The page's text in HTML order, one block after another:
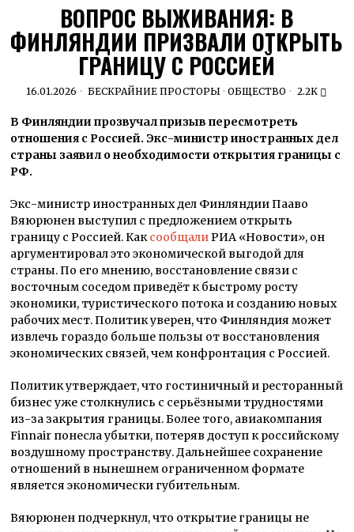
ВОПРОС ВЫЖИВАНИЯ: В
ФИНЛЯНДИИ ПРИЗВАЛИ ОТКРЫТЬ
ГРАНИЦУ С РОССИЕЙ
16.01.2026 БЕСКРАЙНИЕ ПРОСТОРЫ · ОБЩЕСТВО 2.2K
В Финляндии прозвучал призыв пересмотреть
отношения с Россией. Экс-министр иностранных дел
страны заявил о необходимости открытия границы с
РФ.
Экс-министр иностранных дел Финляндии Пааво
Вяюрюнен выступил с предложением открыть
границу с Россией. КаксообщалиРИА «Новости», он
аргументировал это экономической выгодой для
страны. По его мнению, восстановление связи с
восточным соседом приведёт к быстрому росту
экономики, туристического потока и созданию новых
рабочих мест. Политик уверен, что Финляндия может
извлечь гораздо больше пользы от восстановления
экономических связей, чем конфронтация с Россией.
Политик утверждает, что гостиничный и ресторанный
бизнес уже столкнулись с серьёзными трудностями
из-за закрытия границы. Более того, авиакомпания
Finnair понесла убытки, потеряв доступ к российскому
воздушному пространству. Дальнейшее сохранение
отношений в нынешнем ограниченном формате
является экономически губительным.
Вяюрюнен подчеркнул, что открытие границы не